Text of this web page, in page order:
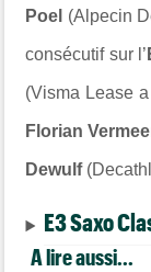
Poel (Alpecin
consécutif sur l’
(Visma Lease
Florian
Dewulf
E3 Saxo
A lire aussi...